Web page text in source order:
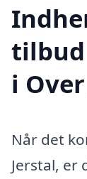
i
Når det
Jerstal, er